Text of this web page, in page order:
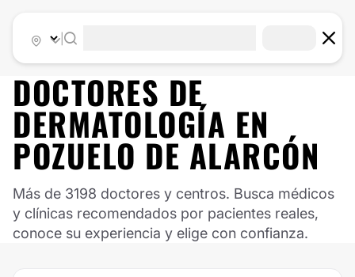
DOCTORES DE
DERMATOLOGÍA EN
POZUELO DE ALARCÓN
Más de 3198 doctores y centros. Busca médicos
y clínicas recomendados por pacientes reales,
conoce su experiencia y elige con confianza.